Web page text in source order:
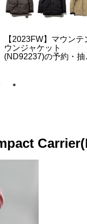
トロライ
売情報
【
リクス）